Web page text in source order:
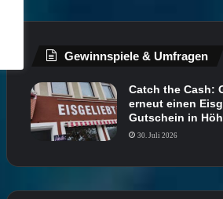
Gewinnspiele & Umfragen
Catch the Cash:
erneut einen
Gutschein in
30. Juli 2026